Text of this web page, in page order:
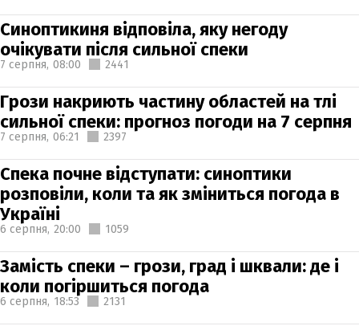
Синоптикиня відповіла, яку негоду
очікувати після сильної спеки
7 серпня, 08:00 2441
Грози накриють частину областей на тлі
сильної спеки: прогноз погоди на 7 серпня
7 серпня, 06:21 2397
Спека почне відступати: синоптики
розповіли, коли та як зміниться погода в
Україні
6 серпня, 20:00 1059
Замість спеки – грози, град і шквали: де і
коли погіршиться погода
6 серпня, 18:53 2131